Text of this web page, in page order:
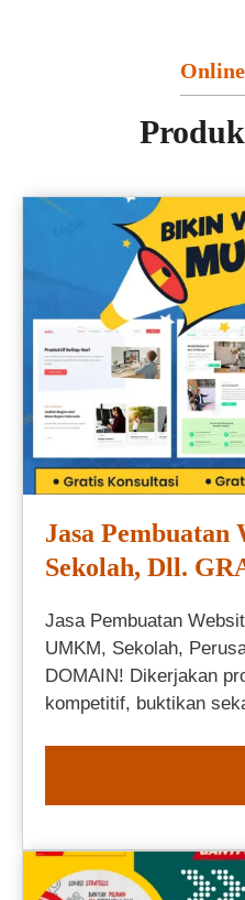
Jasa
Sekolah, Dll.
Jasa Pembuatan
UMKM, Sekolah,
DOMAIN! Dikerjakan
kompetitif, buktikan